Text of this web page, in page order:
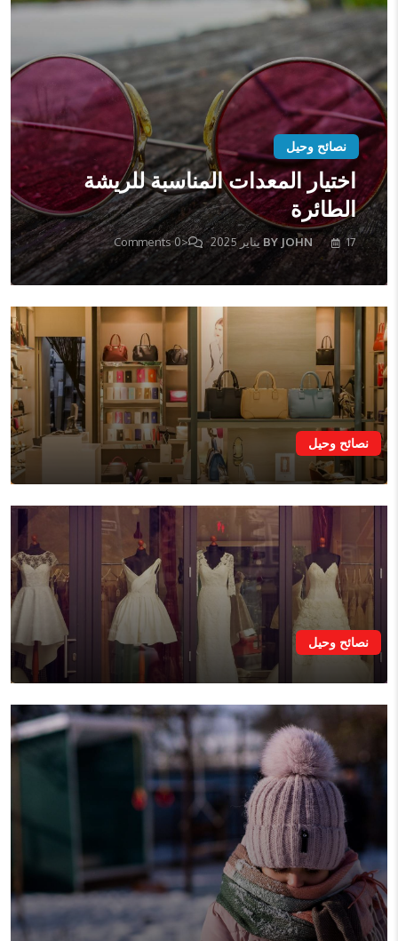
نصائح وحيل
اختيار المعدات المناسبة للريشة
الطائرة
BY JOHN 17 يناير 2025 <0 Comments
نصائح وحيل
نصائح وحيل